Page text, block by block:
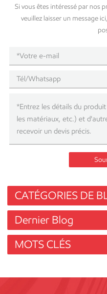
Si vous êtes intéressé par nos
veuillez laisser un message
CATÉGORIES DE
Dernier Blog
MOTS CLÉS